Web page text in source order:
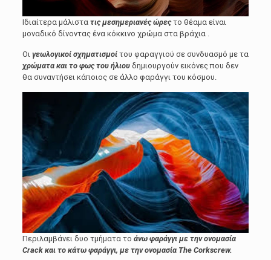
Ιδιαίτερα μάλιστα τις μεσημεριανές ώρεςτο θέαμα είναι
μοναδικό δίνοντας ένα κόκκινο χρώμα στα βράχια .
Οι γεωλογικοί σχηματισμοί του φαραγγιού σε συνδυασμό με τα
χρώματα και το φως του ήλιου δημιουργούν εικόνες που δεν
θα συναντήσει κάποιος σε άλλο φαράγγι του κόσμου.
Περιλαμβάνει δυο τμήματα το άνω φαράγγι με την ονομασία
Crack και το κάτω φαράγγι, με την ονομασία The Corkscrew.